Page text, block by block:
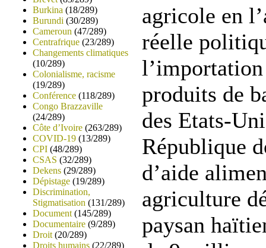
Burkina (18/289)
Burundi (30/289)
Cameroun (47/289)
Centrafrique (23/289)
Changements climatiques
(10/289)
Colonialisme, racisme
(19/289)
Conférence (118/289)
Congo Brazzaville
(24/289)
Côte d’Ivoire (263/289)
COVID-19 (13/289)
CPI (48/289)
CSAS (32/289)
Dekens (29/289)
Dépistage (19/289)
Discrimination,
Stigmatisation (131/289)
Document (145/289)
Documentaire (9/289)
Droit (20/289)
Droits humains (22/289)
agricole en
réelle
produits de
des Etats-
République
d’aide
agriculture
paysan